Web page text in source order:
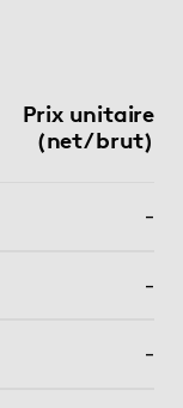
Prix unitaire
(net/brut)
-
-
-